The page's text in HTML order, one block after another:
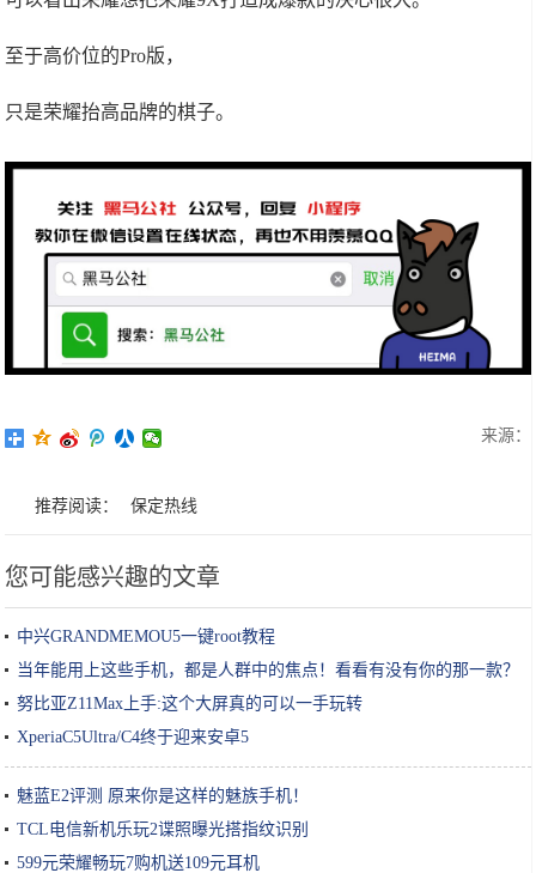
至于高价位的Pro版，
只是荣耀抬高品牌的棋子。
来源：
推荐阅读： 保定热线
您可能感兴趣的文章
中兴GRANDMEMOU5一键root教程
当年能用上这些手机，都是人群中的焦点！看看有没有你的那一款？
努比亚Z11Max上手:这个大屏真的可以一手玩转
XperiaC5Ultra/C4终于迎来安卓5
魅蓝E2评测 原来你是这样的魅族手机！
TCL电信新机乐玩2谍照曝光搭指纹识别
599元荣耀畅玩7购机送109元耳机